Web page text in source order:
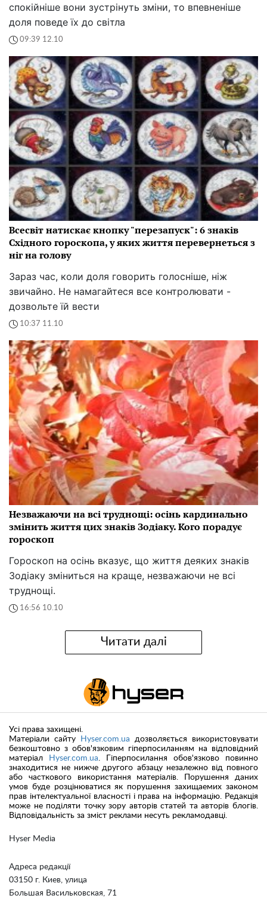
спокійніше вони зустрінуть зміни, то впевненіше
доля поведе їх до світла
09:39 12.10
Всесвіт натискає кнопку "перезапуск": 6 знаків
Східного гороскопа, у яких життя перевернеться з
ніг на голову
Зараз час, коли доля говорить голосніше, ніж
звичайно. Не намагайтеся все контролювати -
дозвольте їй вести
10:37 11.10
Незважаючи на всі труднощі: осінь кардинально
змінить життя цих знаків Зодіаку. Кого порадує
гороскоп
Гороскоп на осінь вказує, що життя деяких знаків
Зодіаку зміниться на краще, незважаючи не всі
труднощі.
16:56 10.10
Читати далі
Hyser Media
Адреса редакції
03150 г. Киев, улица
Большая Васильковская, 71
Усі права захищені.
Матеріали сайту
Hyser.com.ua дозволяється використовувати
безкоштовно з обов'язковим гіперпосиланням на відповідний
матеріал
Hyser.com.ua . Гіперпосилання обов'язково повинно
знаходитися не нижче другого абзацу незалежно від повного
або часткового використання матеріалів. Порушення даних
умов буде розцінюватися як порушення захищаемих законом
прав інтелектуальної власності і права на інформацію. Редакція
може не поділяти точку зору авторів статей та авторів блогів.
Відповідальність за зміст реклами несуть рекламодавці.